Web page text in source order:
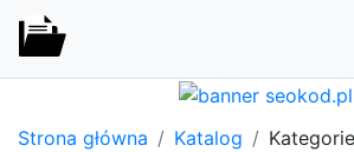
Strona główna Katalog Kategorie